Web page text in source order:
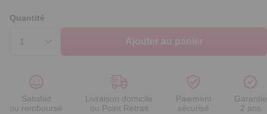
Quantité
Ajouter au panier
Satisfait
ou remboursé
Livraison domicile
ou Point Retrait
Paiement
sécurisé
Garantie
2 ans